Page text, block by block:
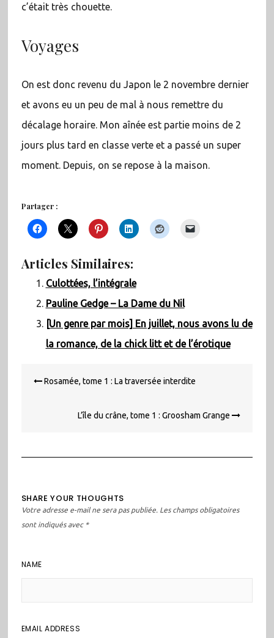
c’était très chouette.
Voyages
On est donc revenu du Japon le 2 novembre dernier
et avons eu un peu de mal à nous remettre du
décalage horaire. Mon aînée est partie moins de 2
jours plus tard en classe verte et a passé un super
moment. Depuis, on se repose à la maison.
Partager :
Articles Similaires:
Culottées, l’intégrale
Pauline Gedge – La Dame du Nil
[Un genre par mois] En juillet, nous avons lu de
la romance, de la chick litt et de l’érotique
de Rosamée, tome 1 : La traversée interdite
L’île du crâne, tome 1 : Groosham Grange
SHARE YOUR THOUGHTS
Votre adresse e-mail ne sera pas publiée. Les champs obligatoires
sont indiqués avec *
NAME
EMAIL ADDRESS